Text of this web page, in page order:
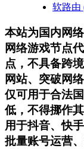
软路由
本站为国内网
网络游戏节点
点，不具备跨
网站、突破网
仅可用于合法
低，不得挪作
用于抖音、快
批量账号运营